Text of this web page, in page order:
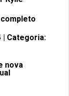
| Categoria:
nova